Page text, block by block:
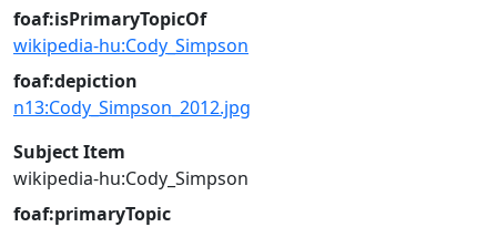
foaf:isPrimaryTopicOf
wikipedia-hu:Cody_Simpson
foaf:depiction
n13:Cody_Simpson_2012.jpg
Subject Item
wikipedia-hu:Cody_Simpson
foaf:primaryTopic